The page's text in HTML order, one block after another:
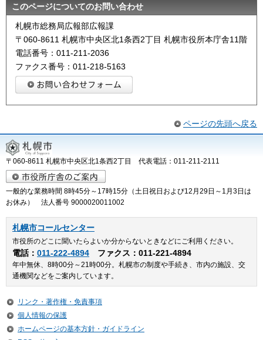
このページについてのお問い合わせ
札幌市総務局広報部広報課
〒060-8611 札幌市中央区北1条西2丁目 札幌市役所本庁舎11階
電話番号：011-211-2036
ファクス番号：011-218-5163
ページの先頭へ戻る
〒060-8611 札幌市中央区北1条西2丁目 代表電話：011-211-2111
一般的な業務時間 8時45分～17時15分（土日祝日および12月29日～1月3日は
お休み） 法人番号 9000020011002
札幌市コールセンター
市役所のどこに聞いたらよいか分からないときなどにご利用ください。
電話： 011-222-4894 ファクス：011-221-4894
年中無休、8時00分～21時00分。札幌市の制度や手続き、市内の施設、交
通機関などをご案内しています。
リンク・著作権・免責事項
個人情報の保護
ホームページの基本方針・ガイドライン